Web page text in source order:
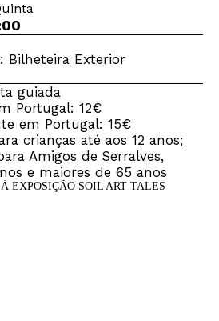
Bilheteira Exterior
guiada
Portugal: 12€
em Portugal: 15€
crianças até aos 12 anos;
Amigos de Serralves,
e maiores de 65 anos